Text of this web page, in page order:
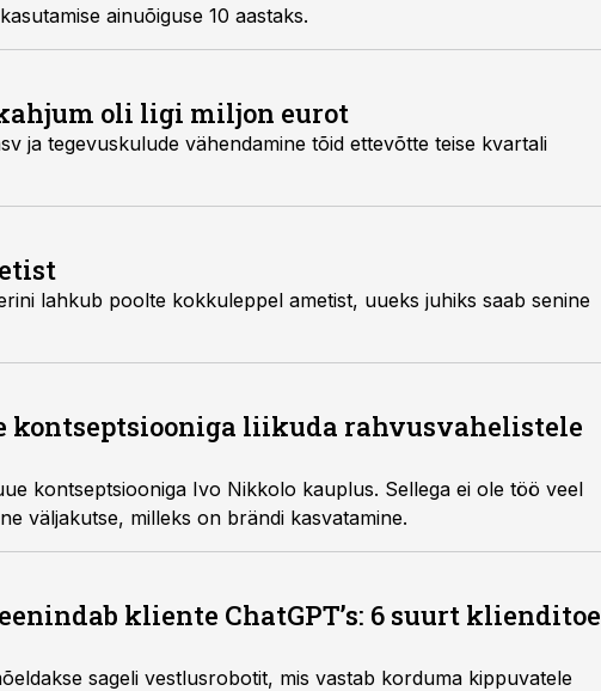
ainuõiguse 10 aastaks.
oli ligi miljon eurot
ja tegevuskulude vähendamine tõid ettevõtte teise kvartali
lahkub poolte kokkuleppel ametist, uueks juhiks saab senine
kontseptsiooniga liikuda rahvusvahelistele
kontseptsiooniga Ivo Nikkolo kauplus. Sellega ei ole töö veel
väljakutse, milleks on brändi kasvatamine.
kliente ChatGPT’s: 6 suurt klienditoe
sageli vestlusrobotit, mis vastab korduma kippuvatele